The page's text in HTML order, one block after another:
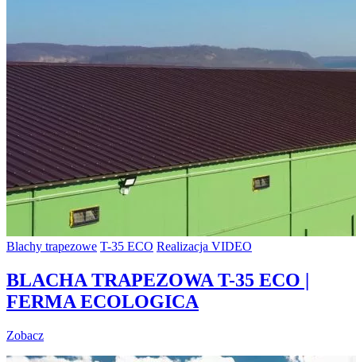
Blachy trapezowe T-35 ECO Realizacja VIDEO
BLACHA TRAPEZOWA T-35 ECO |
FERMA ECOLOGICA
Zobacz